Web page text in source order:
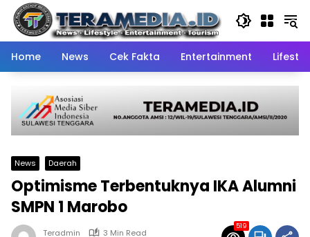
Skip
content
Home
News Cek Fakta Entertainment
News Daerah
Optimisme Terbentuknya IKA Alumni
SMPN 1 Marobo
Teradmin
3 Min Read
519